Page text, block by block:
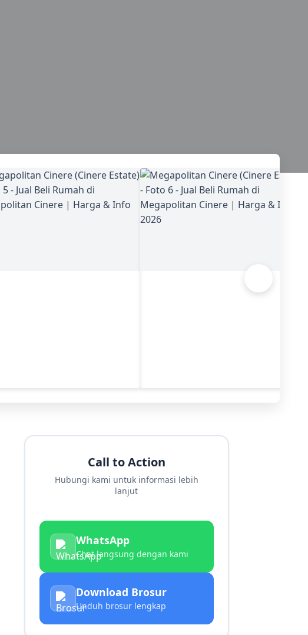
Call to Action
Hubungi kami untuk informasi lebih
lanjut
WhatsApp
Chat langsung dengan kami
Download Brosur
Unduh brosur lengkap